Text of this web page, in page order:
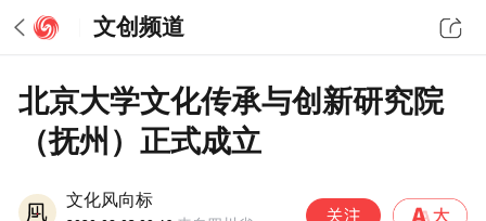
文创频道
北京大学文化传承与创新研究院
（抚州）正式成立
文化风向标